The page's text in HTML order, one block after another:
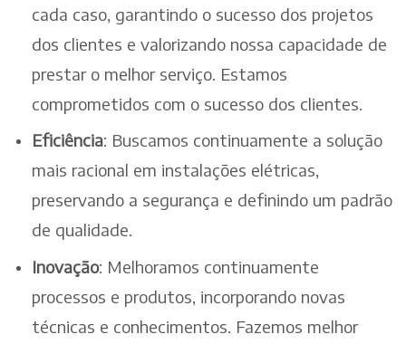
cada caso, garantindo o sucesso dos projetos
dos clientes e valorizando nossa capacidade de
prestar o melhor serviço. Estamos
comprometidos com o sucesso dos clientes.
Eficiência: Buscamos continuamente a solução
mais racional em instalações elétricas,
preservando a segurança e definindo um padrão
de qualidade.
Inovação: Melhoramos continuamente
processos e produtos, incorporando novas
técnicas e conhecimentos. Fazemos melhor